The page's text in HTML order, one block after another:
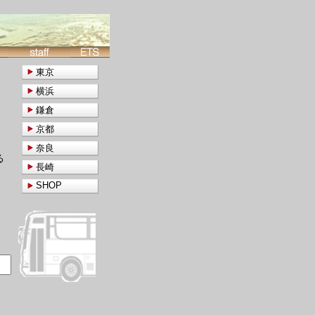
東京
横浜
鎌倉
京都
奈良
長崎
SHOP